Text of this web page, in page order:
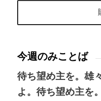
今週のみことば
待ち望め主を。雄
よ。待ち望め主を。